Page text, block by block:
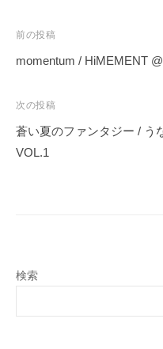
投
稿
ビ
ゲ
ー
前の投稿
momentum / HiMEMENT
次の投稿
蒼い夏のファンタジー / う
VOL.1
検索